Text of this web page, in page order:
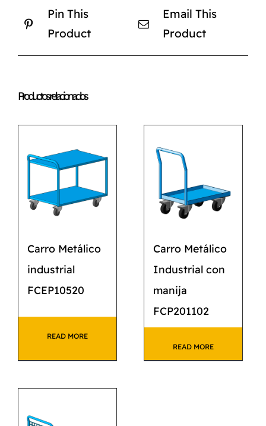
Pin This
Product
Email This
Product
Productos relacionados
Carro Metálico
industrial
FCEP10520
READ MORE
Carro Metálico
Industrial con
manija
FCP201102
READ MORE